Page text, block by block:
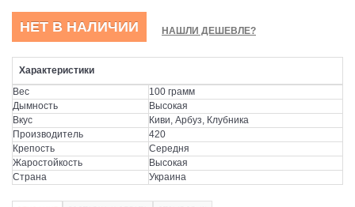
НЕТ В НАЛИЧИИ НАШЛИ ДЕШЕВЛЕ?
Характеристики
Вес
100 грамм
Дымность
Высокая
Вкус
Киви, Арбуз, Клубника
Производитель
420
Крепость
Середня
Жаростойкость
Высокая
Страна
Украина